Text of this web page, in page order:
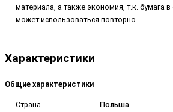
материала, а также экономия, т.к. бумага в
может использоваться повторно.
Характеристики
Общие характеристики
Страна
Польша